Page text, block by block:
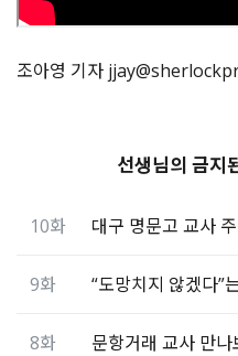
조아영 기자
선생님의 금지
10화 대구 명문고 교사
9화
8화